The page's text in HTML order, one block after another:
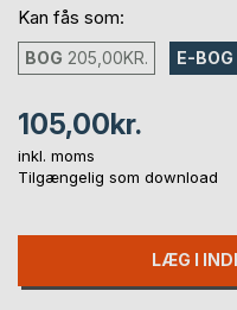
Kan fås som:
BOG 205,00KR. E-BOG
105,00kr.
inkl. moms
Tilgængelig som download
LÆG I